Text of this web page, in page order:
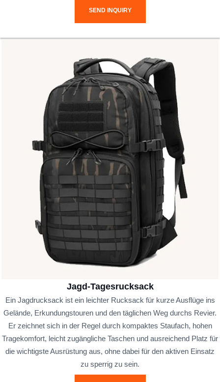
SEND INQUIRY
Jagd-Tagesrucksack
Ein Jagdrucksack ist ein leichter Rucksack für kurze Ausflüge ins
Gelände, Erkundungstouren und den täglichen Weg durchs Revier.
Er zeichnet sich in der Regel durch kompaktes Staufach, hohen
Tragekomfort, leicht zugängliche Taschen und ausreichend Platz für
die wichtigste Ausrüstung aus, ohne dabei für den aktiven Einsatz
zu sperrig zu sein.